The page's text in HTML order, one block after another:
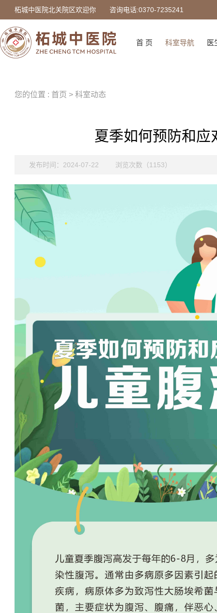
柘城中医院北关院区欢迎你 咨询电话:0370-7235241
首 页 科室导航 医
您的位置 : 首页 > 科室动态
夏季如何预防和应
发布时间：2024-07-22 浏览次数（1153）